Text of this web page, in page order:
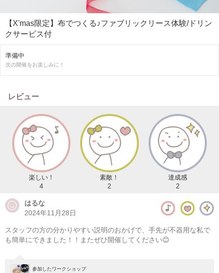
【X'mas限定】布でつくる♪ファブリックリース体験/ドリン
クサービス付
準備中
次の開催をお楽しみに！
レビュー
楽しい！
4
素敵！
2
達成感
2
はるな
2024年11月28日
スタッフの方の分かりやすい説明のおかげで、手先が不器用な私で
も簡単にできました！！またぜひ開催してください😊
参加したワークショップ